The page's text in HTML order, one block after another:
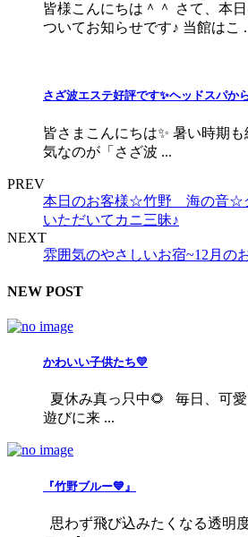
皆様こんにちは＾＾ さて、本
ついてお知らせです♪ 当館はこ
さざ波エステ好評です✨ヘッドスパか
皆さまこんにちは✨ 暑い時期
気なのが「さざ波 ...
PREV
本日のお客様☆竹野 海の音☆
いただいてカニ三昧♪
NEXT
雰囲気のやさしいお宿~12月の
NEW POST
かわいい子供たち💛
夏休み真っ只中🌻 毎日、可
遊びに来 ...
『竹野ブルー💙』
思わず飛び込みたくなる透明